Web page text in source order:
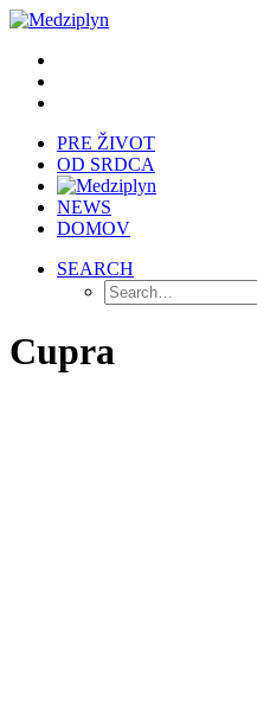
PRE ŽIVOT
OD SRDCA
NEWS
DOMOV
SEARCH
Cupra